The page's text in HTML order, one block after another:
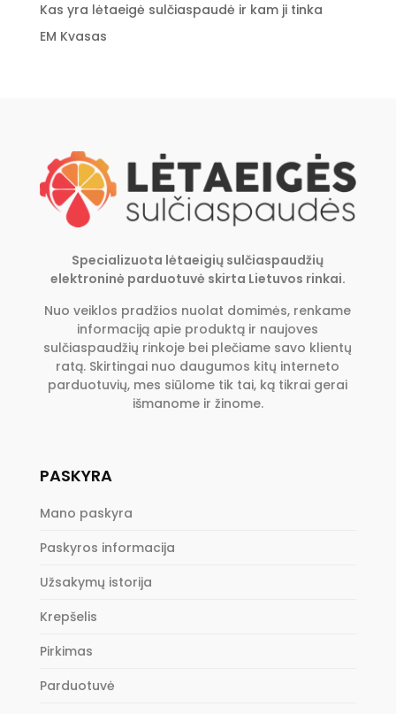
Kas yra lėtaeigė sulčiaspaudė ir kam ji tinka
EM Kvasas
Specializuota lėtaeigių sulčiaspaudžių
elektroninė parduotuvė skirta Lietuvos rinkai.
Nuo veiklos pradžios nuolat domimės, renkame
informaciją apie produktą ir naujoves
sulčiaspaudžių rinkoje bei plečiame savo klientų
ratą. Skirtingai nuo daugumos kitų interneto
parduotuvių, mes siūlome tik tai, ką tikrai gerai
išmanome ir žinome.
PASKYRA
Mano paskyra
Paskyros informacija
Užsakymų istorija
Krepšelis
Pirkimas
Parduotuvė